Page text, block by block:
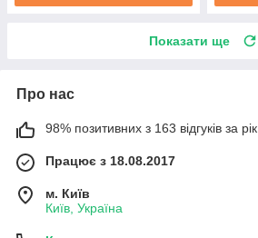
Показати ще
Про нас
98% позитивних з 163 відгуків за рік
Працює з 18.08.2017
м. Київ
Київ, Україна